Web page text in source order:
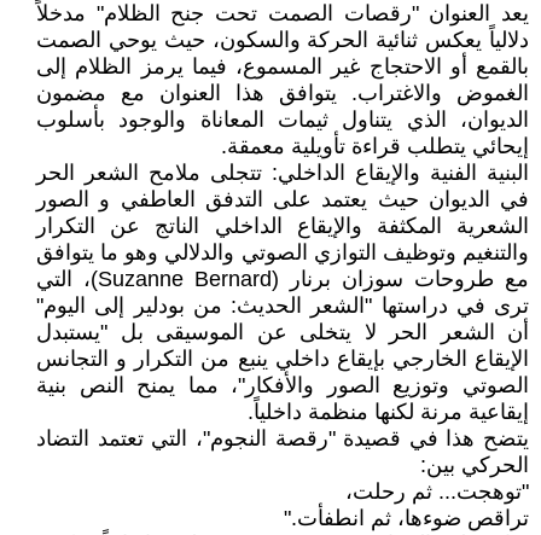
يعد العنوان "رقصات الصمت تحت جنح الظلام" مدخلاً
دلالياً يعكس ثنائية الحركة والسكون، حيث يوحي الصمت
بالقمع أو الاحتجاج غير المسموع، فيما يرمز الظلام إلى
الغموض والاغتراب. يتوافق هذا العنوان مع مضمون
الديوان، الذي يتناول ثيمات المعاناة والوجود بأسلوب
إيحائي يتطلب قراءة تأويلية معمقة.
البنية الفنية والإيقاع الداخلي: تتجلى ملامح الشعر الحر
في الديوان حيث يعتمد على التدفق العاطفي و الصور
الشعرية المكثفة والإيقاع الداخلي الناتج عن التكرار
والتنغيم وتوظيف التوازي الصوتي والدلالي وهو ما يتوافق
مع طروحات سوزان برنار (Suzanne Bernard)، التي
ترى في دراستها "الشعر الحديث: من بودلير إلى اليوم"
أن الشعر الحر لا يتخلى عن الموسيقى بل "يستبدل
الإيقاع الخارجي بإيقاع داخلي ينبع من التكرار و التجانس
الصوتي وتوزيع الصور والأفكار"، مما يمنح النص بنية
إيقاعية مرنة لكنها منظمة داخلياً.
يتضح هذا في قصيدة "رقصة النجوم"، التي تعتمد التضاد
الحركي بين:
"توهجت... ثم رحلت،
تراقص ضوءها، ثم انطفأت."